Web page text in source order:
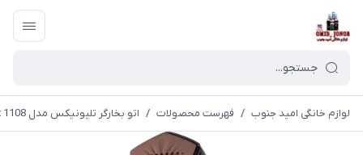
لوازم خانگی امید جنوب / فهرست محصولات / اتو بخارگر تلیونیکس مدل 1108 telionix